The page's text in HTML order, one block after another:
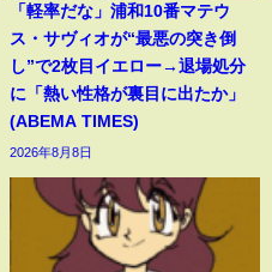
「軽率だな」浦和10番マテウ
ス・サヴィオが“最悪の突き倒
し”で2枚目イエロー→退場処分
に「熱い性格が裏目に出たか」
(ABEMA TIMES)
2026年8月8日